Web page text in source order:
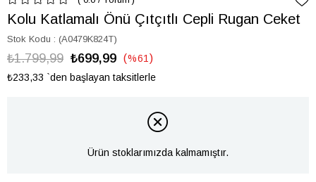
Kolu Katlamalı Önü Çıtçıtlı Cepli Rugan Ceket
Stok Kodu (A0479K824T)
₺1.799,99 ₺699,99 %61
İndirim
₺233,33 `den başlayan taksitlerle
Ürün stoklarımızda kalmamıştır.